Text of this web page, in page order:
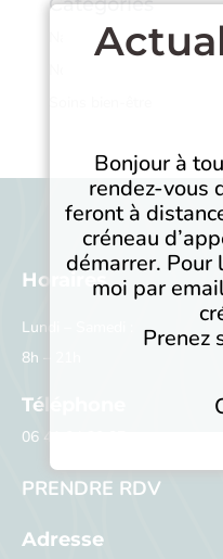
Naturopathie
Horaires
Lundi – Samedi :
8h – 21h
Téléphone
06 41 04 30 87
PRENDRE RDV
Adresse
Bonjour à
rendez-vous
feront à
créneau
démarrer. Pour
moi par
Prenez